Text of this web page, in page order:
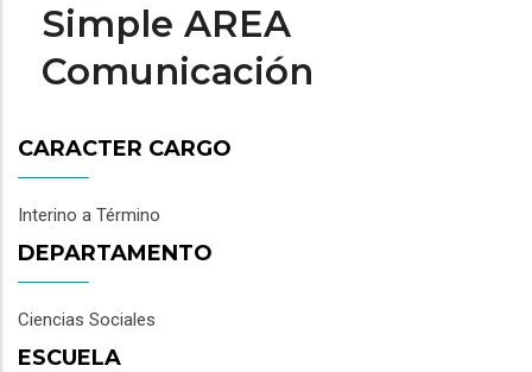
Simple AREA
Comunicación
CARACTER CARGO
Interino a Término
DEPARTAMENTO
Ciencias Sociales
ESCUELA